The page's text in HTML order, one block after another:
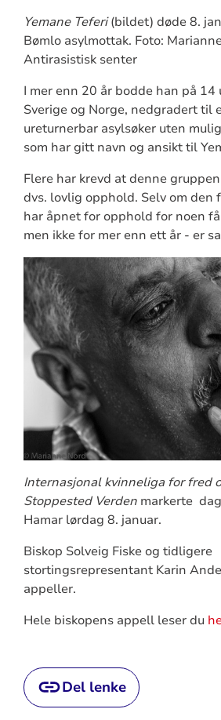
Yemane Teferi(bildet) døde 8.
Bømlo asylmottak. Foto:
Antirasistisk senter
I mer enn 20 år bodde han på 14
Sverige og Norge, nedgradert til
ureturnerbar asylsøker uten
som har gitt navn og ansikt til
Flere har krevd at denne
dvs. lovlig opphold. Selv om den
har åpnet for opphold for noen
men ikke for mer enn ett år - er
Internasjonal kvinneliga for fred
Stoppested Verden markerte
Hamar lørdag 8. januar.
Biskop Solveig Fiske og tidligere
stortingsrepresentant Karin
appeller.
Hele biskopens appell leser du
Del lenke